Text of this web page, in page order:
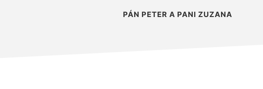
PÁN PETER A PANI ZUZANA